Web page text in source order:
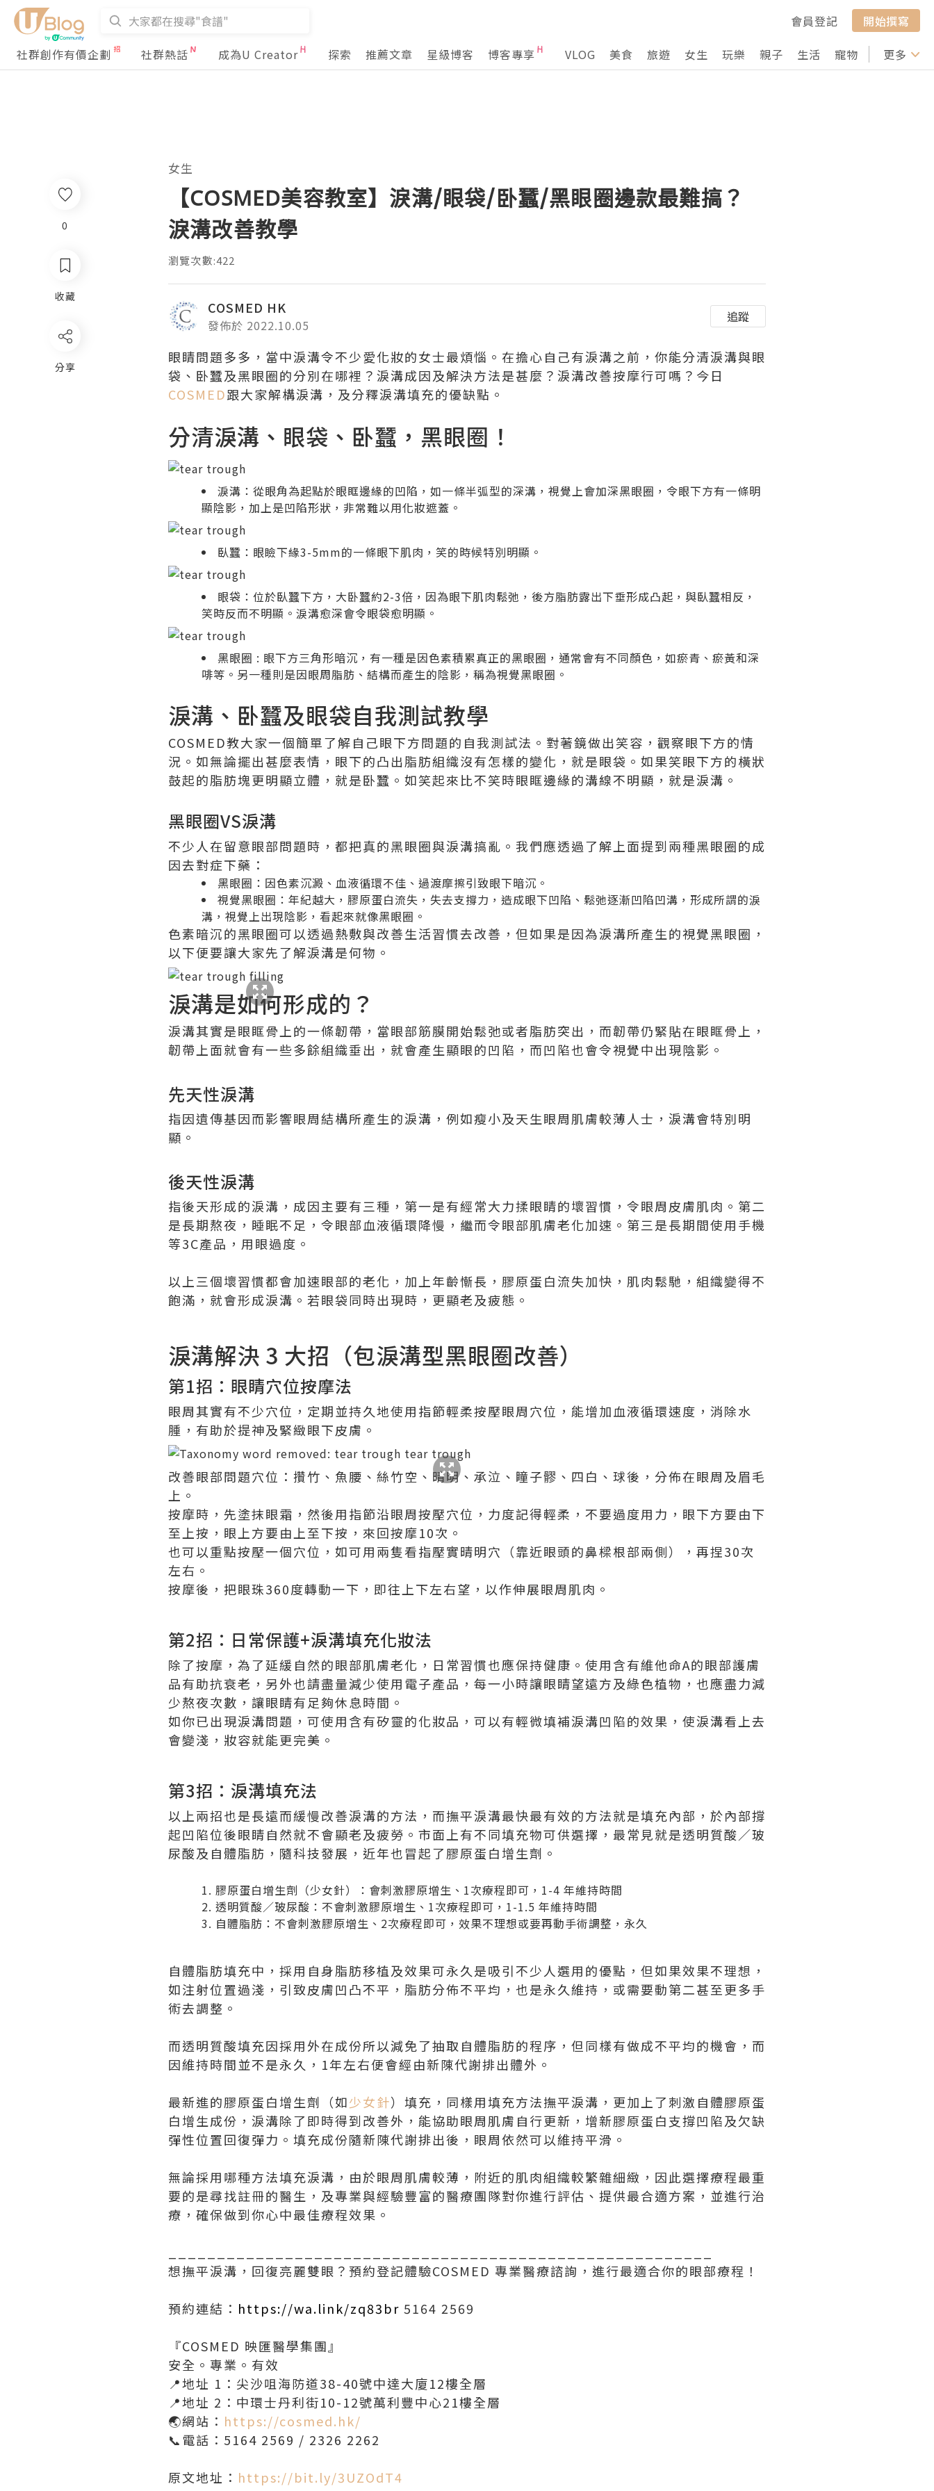
會員登記
開始撰寫
社群創作有價企劃
社群熱話 成為U Creator 探索 推薦文章 星級博客 博客專享 VLOG 美食 旅遊 女生 玩樂 親子 生活 寵物 行山 打卡
更多
0
收藏
分享
女生
【COSMED美容教室】淚溝/眼袋/卧蠶/黑眼圈邊款最難搞？
淚溝改善教學
瀏覽次數:422
COSMED HK
發佈於 2022.10.05
追蹤
眼睛問題多多，當中淚溝令不少愛化妝的女士最煩惱。在擔心自己有淚溝之前，你能分清淚溝與眼
袋、卧蠶及黑眼圈的分別在哪裡？淚溝成因及解決方法是甚麼？淚溝改善按摩行可嗎？今日
COSMED跟大家解構淚溝，及分釋淚溝填充的優缺點。
分清淚溝、眼袋、卧蠶，黑眼圈！
淚溝：從眼角為起點於眼眶邊緣的凹陷，如一條半弧型的深溝，視覺上會加深黑眼圈，令眼下方有一條明
顯陰影，加上是凹陷形狀，非常難以用化妝遮蓋。
臥蠶：眼瞼下緣3-5mm的一條眼下肌肉，笑的時候特別明顯。
眼袋：位於臥蠶下方，大卧蠶約2-3倍，因為眼下肌肉鬆弛，後方脂肪露出下垂形成凸起，與臥蠶相反，
笑時反而不明顯。淚溝愈深會令眼袋愈明顯。
黑眼圈 : 眼下方三角形暗沉，有一種是因色素積累真正的黑眼圈，通常會有不同顏色，如瘀青、瘀黃和深
啡等。另一種則是因眼周脂肪、結構而產生的陰影，稱為視覺黑眼圈。
淚溝、卧蠶及眼袋自我測試教學
COSMED教大家一個簡單了解自己眼下方問題的自我測試法。對著鏡做出笑容，觀察眼下方的情
況。如無論擺出甚麼表情，眼下的凸出脂肪組織沒有怎樣的變化，就是眼袋。如果笑眼下方的橫狀
鼓起的脂肪塊更明顯立體，就是卧蠶。如笑起來比不笑時眼眶邊緣的溝線不明顯，就是淚溝。
黑眼圈VS淚溝
不少人在留意眼部問題時，都把真的黑眼圈與淚溝搞亂。我們應透過了解上面提到兩種黑眼圈的成
因去對症下藥：
黑眼圈：因色素沉澱、血液循環不佳、過渡摩擦引致眼下暗沉。
視覺黑眼圈：年紀越大，膠原蛋白流失，失去支撐力，造成眼下凹陷、鬆弛逐漸凹陷凹溝，形成所謂的淚
溝，視覺上出現陰影，看起來就像黑眼圈。
色素暗沉的黑眼圈可以透過熱敷與改善生活習慣去改善，但如果是因為淚溝所產生的視覺黑眼圈，
以下便要讓大家先了解淚溝是何物。
淚溝是如何形成的？
淚溝其實是眼眶骨上的一條韌帶，當眼部筋膜開始鬆弛或者脂肪突出，而韌帶仍緊貼在眼眶骨上，
韌帶上面就會有一些多餘組織垂出，就會產生顯眼的凹陷，而凹陷也會令視覺中出現陰影。
先天性淚溝
指因遺傳基因而影響眼周結構所產生的淚溝，例如瘦小及天生眼周肌膚較薄人士，淚溝會特別明
顯。
後天性淚溝
指後天形成的淚溝，成因主要有三種，第一是有經常大力揉眼睛的壞習慣，令眼周皮膚肌肉。第二
是長期熬夜，睡眠不足，令眼部血液循環降慢，繼而令眼部肌膚老化加速。第三是長期間使用手機
等3C產品，用眼過度。
以上三個壞習慣都會加速眼部的老化，加上年齡慚長，膠原蛋白流失加快，肌肉鬆馳，組織變得不
飽滿，就會形成淚溝。若眼袋同時出現時，更顯老及疲態。
淚溝解決 3 大招（包淚溝型黑眼圈改善）
第1招：眼睛穴位按摩法
眼周其實有不少穴位，定期並持久地使用指節輕柔按壓眼周穴位，能增加血液循環速度，消除水
腫，有助於提神及緊緻眼下皮膚。
改善眼部問題穴位：攢竹、魚腰、絲竹空、晴明、承泣、瞳子髎、四白、球後，分佈在眼周及眉毛
上。
按摩時，先塗抹眼霜，然後用指節沿眼周按壓穴位，力度記得輕柔，不要過度用力，眼下方要由下
至上按，眼上方要由上至下按，來回按摩10次。
也可以重點按壓一個穴位，如可用兩隻看指壓實晴明穴（靠近眼頭的鼻樑根部兩側），再捏30次
左右。
按摩後，把眼珠360度轉動一下，即往上下左右望，以作伸展眼周肌肉。
第2招：日常保護+淚溝填充化妝法
除了按摩，為了延緩自然的眼部肌膚老化，日常習慣也應保持健康。使用含有維他命A的眼部護膚
品有助抗衰老，另外也請盡量減少使用電子產品，每一小時讓眼睛望遠方及綠色植物，也應盡力減
少熬夜次數，讓眼睛有足夠休息時間。
如你已出現淚溝問題，可使用含有矽靈的化妝品，可以有輕微填補淚溝凹陷的效果，使淚溝看上去
會變淺，妝容就能更完美。
第3招：淚溝填充法
以上兩招也是長遠而緩慢改善淚溝的方法，而撫平淚溝最快最有效的方法就是填充內部，於內部撐
起凹陷位後眼睛自然就不會顯老及疲勞。市面上有不同填充物可供選擇，最常見就是透明質酸／玻
尿酸及自體脂肪，隨科技發展，近年也冒起了膠原蛋白增生劑。
膠原蛋白增生劑（少女針）：會刺激膠原增生、1次療程即可，1-4 年維持時間
透明質酸／玻尿酸：不會刺激膠原增生、1次療程即可，1-1.5 年維持時間
自體脂肪：不會刺激膠原增生、2次療程即可，效果不理想或要再動手術調整，永久
自體脂肪填充中，採用自身脂肪移植及效果可永久是吸引不少人選用的優點，但如果效果不理想，
如注射位置過淺，引致皮膚凹凸不平，脂肪分佈不平均，也是永久維持，或需要動第二甚至更多手
術去調整。
而透明質酸填充因採用外在成份所以減免了抽取自體脂肪的程序，但同樣有做成不平均的機會，而
因維持時間並不是永久，1年左右便會經由新陳代謝排出體外。
最新進的膠原蛋白增生劑（如少女針）填充，同樣用填充方法撫平淚溝，更加上了刺激自體膠原蛋
白增生成份，淚溝除了即時得到改善外，能協助眼周肌膚自行更新，增新膠原蛋白支撐凹陷及欠缺
彈性位置回復彈力。填充成份隨新陳代謝排出後，眼周依然可以維持平滑。
無論採用哪種方法填充淚溝，由於眼周肌膚較薄，附近的肌肉組織較繁雜細緻，因此選擇療程最重
要的是尋找註冊的醫生，及專業與經驗豐富的醫療團隊對你進行評估、提供最合適方案，並進行治
療，確保做到你心中最佳療程效果。
想撫平淚溝，回復亮麗雙眼？預約登記體驗COSMED 專業醫療諮詢，進行最適合你的眼部療程！
預約連結： https://wa.link/zq83br 5164 2569
『COSMED 映匯醫學集團』
安全。專業。有效
📍地址 1：尖沙咀海防道38-40號中達大廈12樓全層
📍地址 2：中環士丹利街10-12號萬利豐中心21樓全層
🌏網站： https://cosmed.hk/
📞電話：5164 2569 / 2326 2262
原文地址： https://bit.ly/3UZOdT4